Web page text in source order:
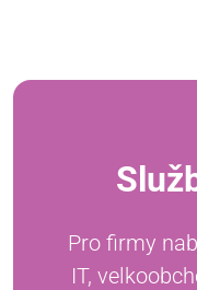
Pro firmy
IT,